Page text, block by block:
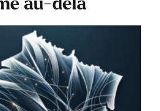
au-delà